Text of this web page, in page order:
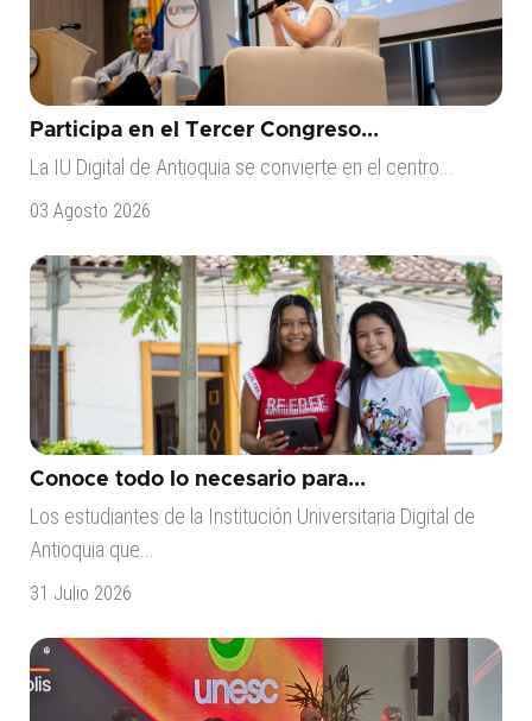
Participa en el Tercer Congreso...
La IU Digital de Antioquia se convierte en el centro...
03 Agosto 2026
Conoce todo lo necesario para...
Los estudiantes de la Institución Universitaria Digital de
Antioquia que...
31 Julio 2026